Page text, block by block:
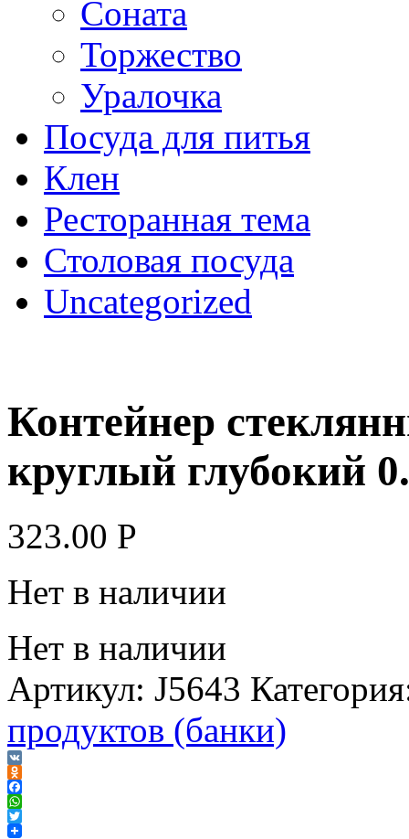
Соната
Торжество
Уралочка
Посуда для питья
Клен
Ресторанная тема
Столовая посуда
Uncategorized
Контейнер
круглый глубокий
323.00 Р
Нет в наличии
Нет в наличии
Артикул: J5643
продуктов (банки)
VK
Odnoklassniki
Facebook
WhatsApp
Twitter